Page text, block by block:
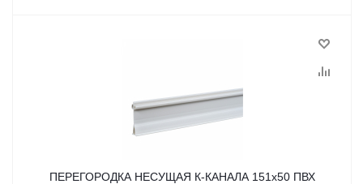
ПЕРЕГОРОДКА НЕСУЩАЯ К-КАНАЛА 151х50 ПВХ